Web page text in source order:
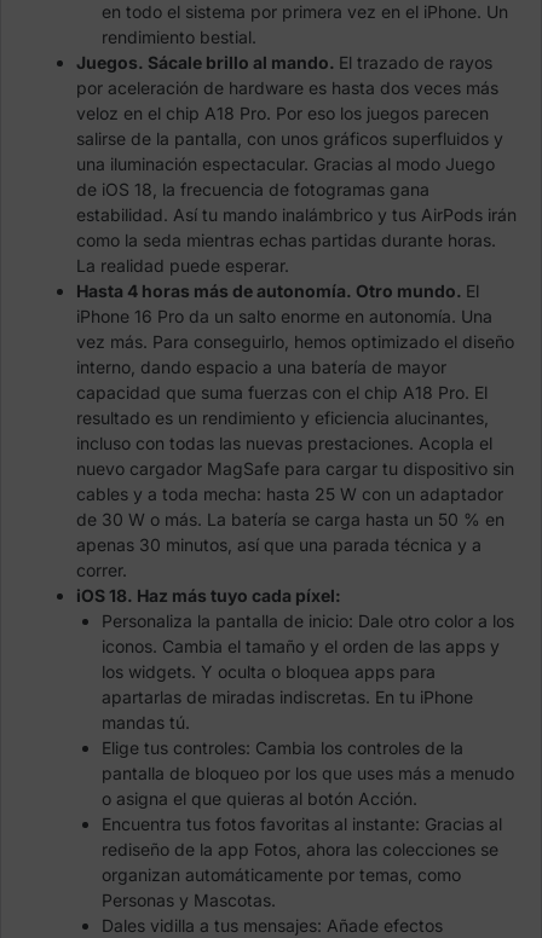
en todo el sistema por primera vez en el iPhone. Un
rendimiento bestial.
Juegos. Sácale brillo al mando. El trazado de rayos
por aceleración de hardware es hasta dos veces más
veloz en el chip A18 Pro. Por eso los juegos parecen
salirse de la pantalla, con unos gráficos superfluidos y
una iluminación espectacular. Gracias al modo Juego
de iOS 18, la frecuencia de fotogramas gana
estabilidad. Así tu mando inalámbrico y tus AirPods irán
como la seda mientras echas partidas durante horas.
La realidad puede esperar.
Hasta 4 horas más de autonomía. Otro mundo. El
iPhone 16 Pro da un salto enorme en autonomía. Una
vez más. Para conseguirlo, hemos optimizado el diseño
interno, dando espacio a una batería de mayor
capacidad que suma fuerzas con el chip A18 Pro. El
resultado es un rendi­miento y eficiencia alucinantes,
incluso con todas las nuevas prestaciones. Acopla el
nuevo cargador MagSafe para cargar tu dispositivo sin
cables y a toda mecha: hasta 25 W con un adaptador
de 30 W o más. La batería se carga hasta un 50 % en
apenas 30 minutos, así que una parada técnica y a
correr.
iOS 18. Haz más tuyo cada píxel:
Personaliza la pantalla de inicio: Dale otro color a los
iconos. Cambia el tamaño y el orden de las apps y
los widgets. Y oculta o bloquea apps para
apartarlas de miradas indiscretas. En tu iPhone
mandas tú.
Elige tus controles: Cambia los controles de la
pantalla de bloqueo por los que uses más a menudo
o asigna el que quieras al botón Acción.
Encuentra tus fotos favoritas al instante: Gracias al
rediseño de la app Fotos, ahora las colecciones se
organizan automáticamente por temas, como
Personas y Mascotas.
Dales vidilla a tus mensajes: Añade efectos